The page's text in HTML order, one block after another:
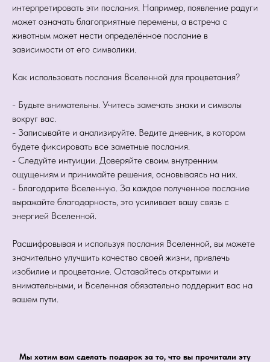
интерпретировать эти послания. Например, появление радуги
может означать благоприятные перемены, а встреча с
животным может нести определённое послание в
зависимости от его символики.
Как использовать послания Вселенной для процветания?
- Будьте внимательны. Учитесь замечать знаки и символы
вокруг вас.
- Записывайте и анализируйте. Ведите дневник, в котором
будете фиксировать все заметные послания.
- Следуйте интуиции. Доверяйте своим внутренним
ощущениям и принимайте решения, основываясь на них.
- Благодарите Вселенную. За каждое полученное послание
выражайте благодарность, это усиливает вашу связь с
энергией Вселенной.
Расшифровывая и используя послания Вселенной, вы можете
значительно улучшить качество своей жизни, привлечь
изобилие и процветание. Оставайтесь открытыми и
внимательными, и Вселенная обязательно поддержит вас на
вашем пути.
Мы хотим вам сделать подарок за то, что вы прочитали эту